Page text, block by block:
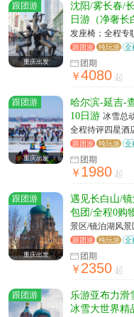
跟团游
重庆出发
沈阳/雾长春/
日游（净奢长
发座椅；全程专
跟团游 纯玩游 全
团期
￥4080 起
跟团游
重庆出发
哈尔滨-延吉-
10日游 冰雪总
全程待评四星酒
验让你惊喜不断
跟团游 纯玩游 全
团期
￥1980 起
跟团游
重庆出发
遇见长白山/
包团/全程0购
景区/镜泊湖风
跟团游 纯玩游 全
团期
￥2350 起
跟团游
乐游亚布力滑
冰雪大世界精